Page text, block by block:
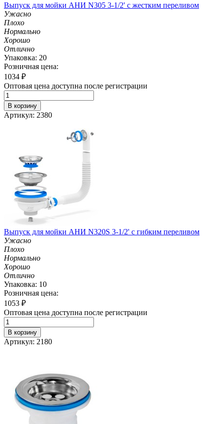
Выпуск для мойки АНИ N305 3-1/2' с жестким переливом
Ужасно
Плохо
Нормально
Хорошо
Отлично
Упаковка: 20
Розничная цена:
1034 ₽
Оптовая цена доступна после регистрации
В корзину
Артикул: 2380
Выпуск для мойки АНИ N320S 3-1/2' с гибким переливом
Ужасно
Плохо
Нормально
Хорошо
Отлично
Упаковка: 10
Розничная цена:
1053 ₽
Оптовая цена доступна после регистрации
В корзину
Артикул: 2180